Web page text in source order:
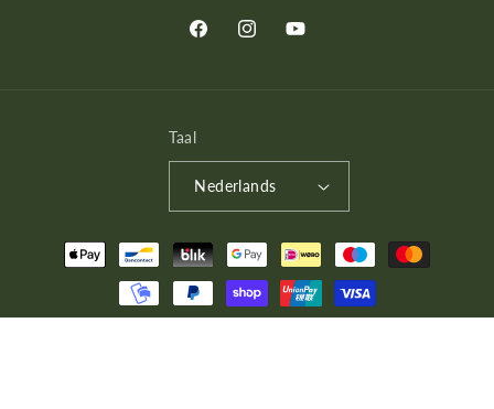
FacebookInstagramYouTube
Taal
Nederlands
Betaalmethoden